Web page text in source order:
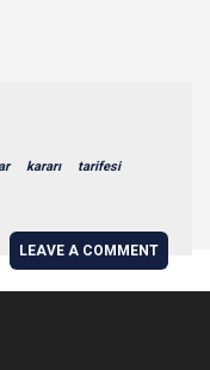
kararı tarifesi
LEAVE A COMMENT